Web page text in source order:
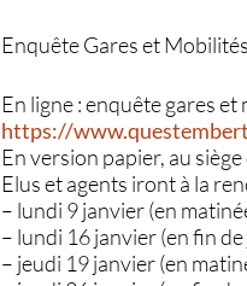
Enquête Gares et
En ligne : enquête gares et
https://
En version papier, au
Elus et agents iront à la
– lundi 9 janvier (en
– lundi 16 janvier (en fin
– jeudi 19 janvier (en